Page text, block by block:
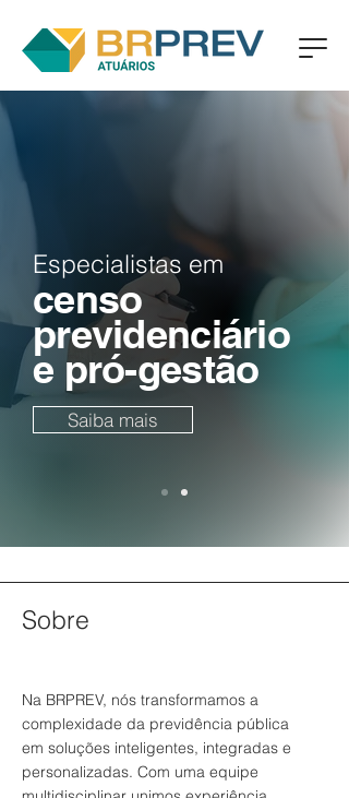
Especialistas em
censo
previdenciário
e pró-gestão
Saiba mais
Sobre
Na BRPREV, nós transformamos a
complexidade da previdência pública
em soluções inteligentes, integradas e
personalizadas. Com uma equipe